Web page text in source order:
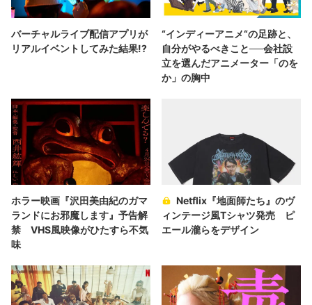
バーチャルライブ配信アプリが
リアルイベントしてみた結果!?
“インディーアニメ“の足跡と、
自分がやるべきこと──会社設
立を選んだアニメーター「のを
か」の胸中
ホラー映画『沢田美由紀のガマ
ランドにお邪魔します』予告解
禁 VHS風映像がひたすら不気
味
Netflix『地面師たち』のヴ
ィンテージ風Tシャツ発売 ピ
エール瀧らをデザイン